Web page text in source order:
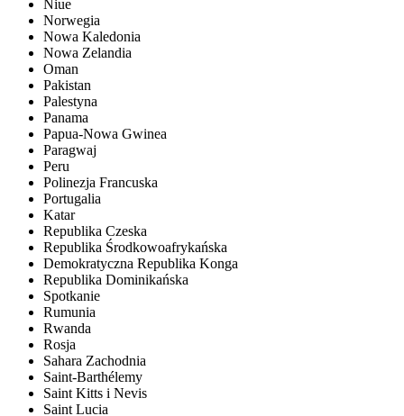
Niue
Norwegia
Nowa Kaledonia
Nowa Zelandia
Oman
Pakistan
Palestyna
Panama
Papua-Nowa Gwinea
Paragwaj
Peru
Polinezja Francuska
Portugalia
Katar
Republika Czeska
Republika Środkowoafrykańska
Demokratyczna Republika Konga
Republika Dominikańska
Spotkanie
Rumunia
Rwanda
Rosja
Sahara Zachodnia
Saint-Barthélemy
Saint Kitts i Nevis
Saint Lucia